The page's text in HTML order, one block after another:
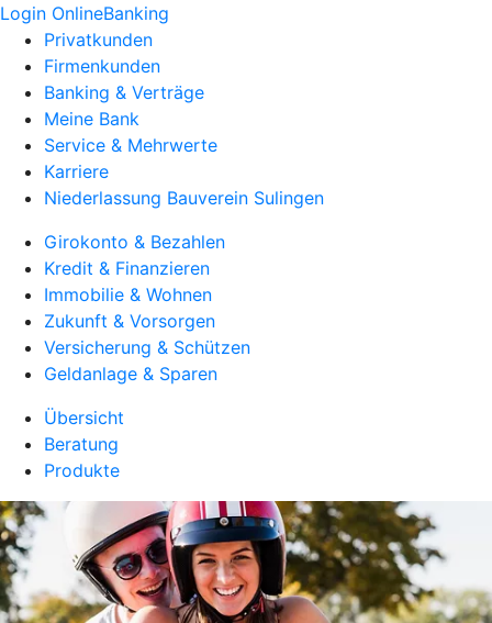
Login OnlineBanking
Privatkunden
Firmenkunden
Banking & Verträge
Meine Bank
Service & Mehrwerte
Karriere
Niederlassung Bauverein Sulingen
Girokonto & Bezahlen
Kredit & Finanzieren
Immobilie & Wohnen
Zukunft & Vorsorgen
Versicherung & Schützen
Geldanlage & Sparen
Übersicht
Beratung
Produkte